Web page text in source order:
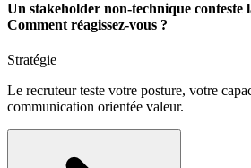
Un stakeholder non-technique conteste
Comment réagissez-vous ?
Stratégie
Le recruteur teste votre posture, votre
communication orientée valeur.